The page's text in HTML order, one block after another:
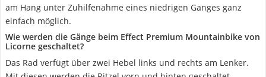
am Hang unter Zuhilfenahme eines niedrigen Ganges ganz
einfach möglich.
Wie werden die Gänge beim Effect Premium Mountainbike von
Licorne geschaltet?
Das Rad verfügt über zwei Hebel links und rechts am Lenker.